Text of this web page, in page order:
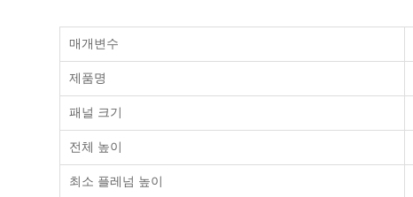
매개변수
제품명
패널 크기
전체 높이
최소 플레넘 높이